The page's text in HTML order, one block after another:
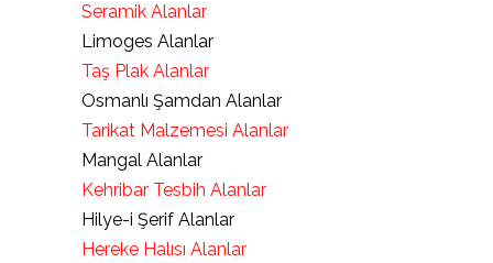
Seramik Alanlar
Limoges Alanlar
Taş Plak Alanlar
Osmanlı Şamdan Alanlar
Tarikat Malzemesi Alanlar
Mangal Alanlar
Kehribar Tesbih Alanlar
Hilye-i Şerif Alanlar
Hereke Halısı Alanlar